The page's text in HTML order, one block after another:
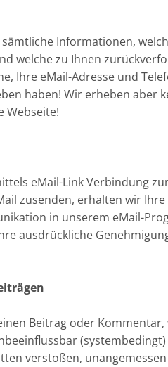
Informationen,
welche zu Ihnen
Ihre eMail-Adresse und
haben! Wir erheben aber
Webseite!
eMail-Link Verbindung
zusenden, erhalten wir Ihre
in unserem eMail-
ausdrückliche
Beitrag oder Kommentar,
verstoßen,